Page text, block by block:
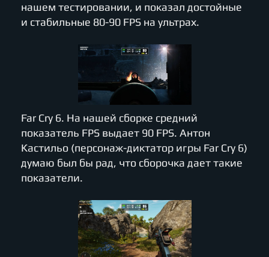
нашем тестировании, и показал достойные
и стабильные 80-90 FPS на ультрах.
Far Cry 6. На нашей сборке средний
показатель FPS выдает 90 FPS. Антон
Кастильо (персонаж-диктатор игры Far Cry 6)
думаю был бы рад, что сборочка дает такие
показатели.